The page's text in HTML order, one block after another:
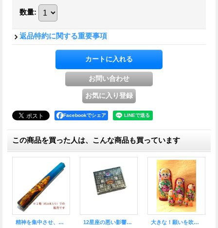
数量:
返品特約に関する重要事項
Facebookでシェア
この商品を買った人は、こんな商品も買っています
金運上昇！自由と豊かさ パロマール置物 口あけサカナBrown メキシコ・トナラ地方の伝統工芸品
12星座の悪い影響を軽減し、良い影響を増大させる！ポジティブな願いを込めて スピリチュアル スーパーヒット コーン香
金運上昇！自由と豊かさ パロマール置物 口あけサカナGreen メキシコ・トナラ地方の伝統工芸品